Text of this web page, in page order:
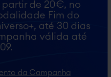
partir de 20€, no
Fim do
até 30 dias
válida até
da Campanha